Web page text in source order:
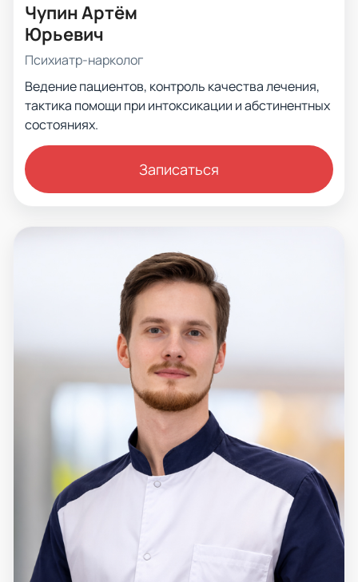
Чупин Артём
Юрьевич
Психиатр-нарколог
Ведение пациентов, контроль качества лечения,
тактика помощи при интоксикации и абстинентных
состояниях.
Записаться